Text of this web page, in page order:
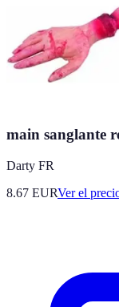
main sanglante
Darty FR
8.67 EURVer el